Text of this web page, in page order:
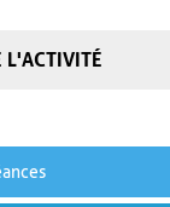
L'ACTIVITÉ